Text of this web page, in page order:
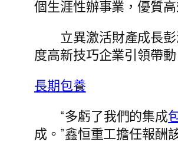
個生涯性辦事業，優質
立異激活財產成長
度高新技巧企業引領帶
長期包養
“多虧了我們的集成
成。”鑫恒重工擔任報酬